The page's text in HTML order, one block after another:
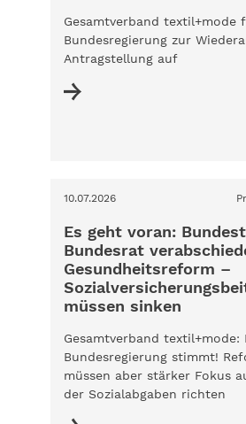
Gesamtverband textil+mode
Bundesregierung zur
Antragstellung auf
10.07.2026
Es geht voran:
Bundesrat
Gesundheitsreform –
müssen sinken
Gesamtverband textil+mode:
Bundesregierung stimmt!
müssen aber stärker Fokus
der Sozialabgaben richten